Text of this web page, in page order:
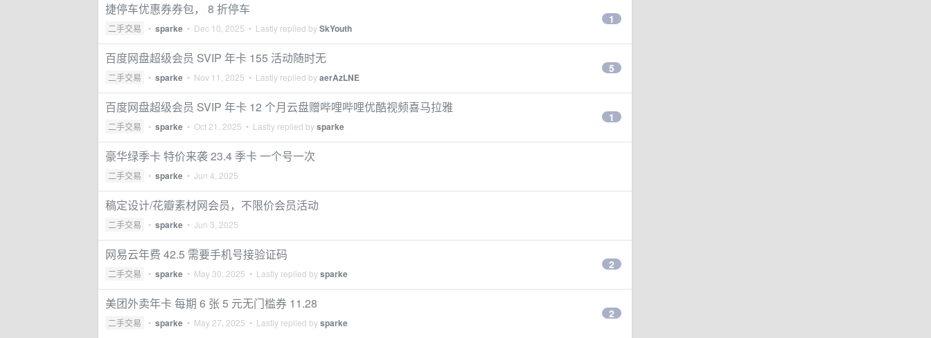
捷停车优惠券券包， 8 折停车
二手交易 • sparke • Dec 10, 2025 • Lastly replied bySkYouth
1
百度网盘超级会员 SVIP 年卡 155 活动随时无
二手交易 • sparke • Nov 11, 2025 • Lastly replied byaerAzLNE
5
百度网盘超级会员 SVIP 年卡 12 个月云盘赠哔哩哔哩优酷视频喜马拉雅
二手交易 • sparke • Oct 21, 2025 • Lastly replied bysparke
1
豪华绿季卡 特价来袭 23.4 季卡 一个号一次
二手交易 • sparke • Jun 4, 2025
稿定设计/花瓣素材网会员，不限价会员活动
二手交易 • sparke • Jun 3, 2025
网易云年费 42.5 需要手机号接验证码
二手交易 • sparke • May 30, 2025 • Lastly replied bysparke
2
美团外卖年卡 每期 6 张 5 元无门槛券 11.28
二手交易 • sparke • May 27, 2025 • Lastly replied bysparke
2